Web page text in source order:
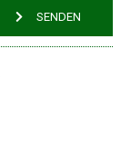
SENDEN